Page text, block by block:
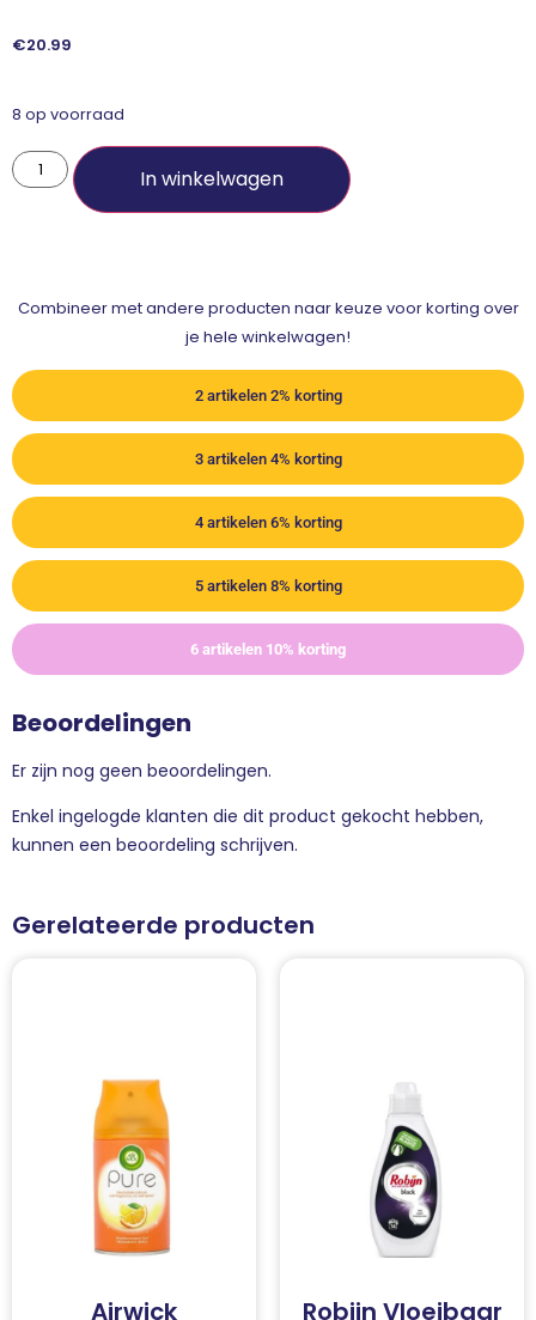
€20.99
8 op voorraad
In winkelwagen
Combineer met andere producten naar keuze voor korting over
je hele winkelwagen!
2 artikelen 2% korting
3 artikelen 4% korting
4 artikelen 6% korting
5 artikelen 8% korting
6 artikelen 10% korting
Beoordelingen
Er zijn nog geen beoordelingen.
Enkel ingelogde klanten die dit product gekocht hebben,
kunnen een beoordeling schrijven.
Gerelateerde producten
Airwick Robijn Vloeibaar